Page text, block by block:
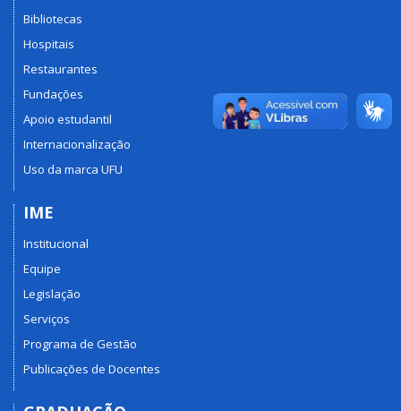
Bibliotecas
Hospitais
Restaurantes
Fundações
Apoio estudantil
Internacionalização
Uso da marca UFU
IME
Institucional
Equipe
Legislação
Serviços
Programa de Gestão
Publicações de Docentes